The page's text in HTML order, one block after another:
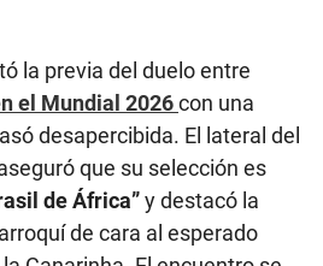
la previa del duelo entre
el Mundial 2026con una
desapercibida. El lateral del
que su selección es
de África”y destacó la
de cara al esperado